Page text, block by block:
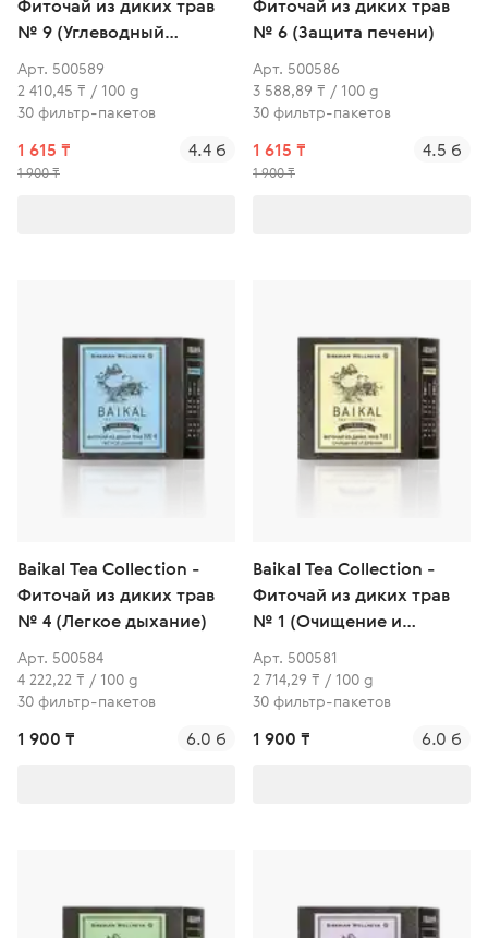
Фиточай из диких трав
№ 9 (Углеводный
контроль)
Арт. 500589
2 410,45 ₸ / 100 g
30 фильтр-пакетов
1 615 ₸
1 900 ₸
4.4 б
Фиточай из диких трав
№ 6 (Защита печени)
Арт. 500586
3 588,89 ₸ / 100 g
30 фильтр-пакетов
1 615 ₸
1 900 ₸
4.5 б
Baikal Tea Collection -
Фиточай из диких трав
№ 4 (Легкое дыхание)
Арт. 500584
4 222,22 ₸ / 100 g
30 фильтр-пакетов
1 900 ₸ 6.0 б
Baikal Tea Collection -
Фиточай из диких трав
№ 1 (Очищение и
дренаж)
Арт. 500581
2 714,29 ₸ / 100 g
30 фильтр-пакетов
1 900 ₸ 6.0 б